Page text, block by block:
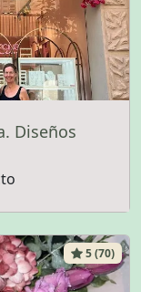
Diseños
5 (70)